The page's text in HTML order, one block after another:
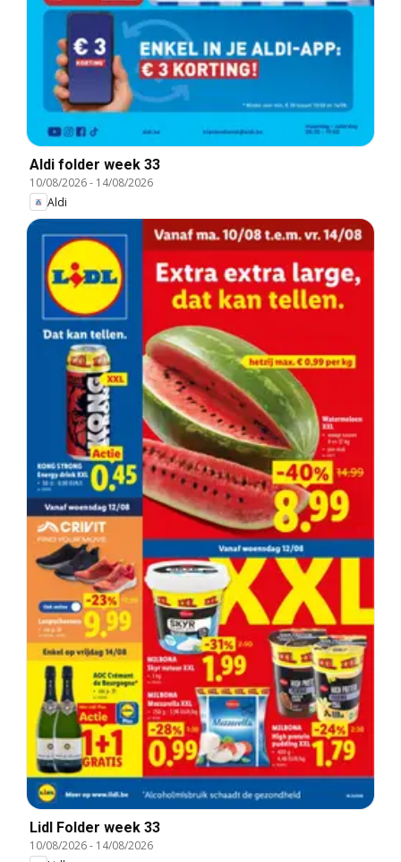
Aldi folder week 33
10/08/2026- 14/08/2026
Aldi
Lidl Folder week 33
10/08/2026- 14/08/2026